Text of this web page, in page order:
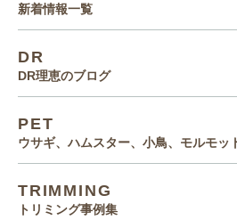
新着情報一覧
DR
DR理恵のブログ
PET
ウサギ、ハムスター、小鳥、モルモッ
TRIMMING
トリミング事例集